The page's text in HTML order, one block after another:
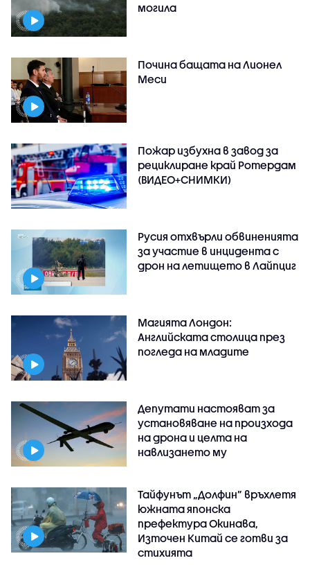
могила
Почина бащата на Лионел
Меси
Пожар избухна в завод за
рециклиране край Ротердам
(ВИДЕО+СНИМКИ)
Русия отхвърли обвиненията
за участие в инцидента с
дрон на летището в Лайпциг
Магията Лондон:
Английската столица през
погледа на младите
Депутати настояват за
установяване на произхода
на дрона и целта на
навлизането му
Тайфунът „Долфин” връхлетя
южната японска
префектура Окинава,
Източен Китай се готви за
стихията